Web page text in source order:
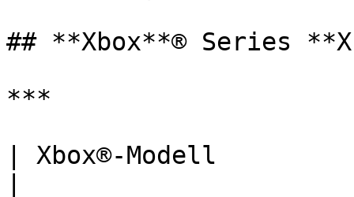
## **Xbox**® Series
***
| Xbox®-Modell